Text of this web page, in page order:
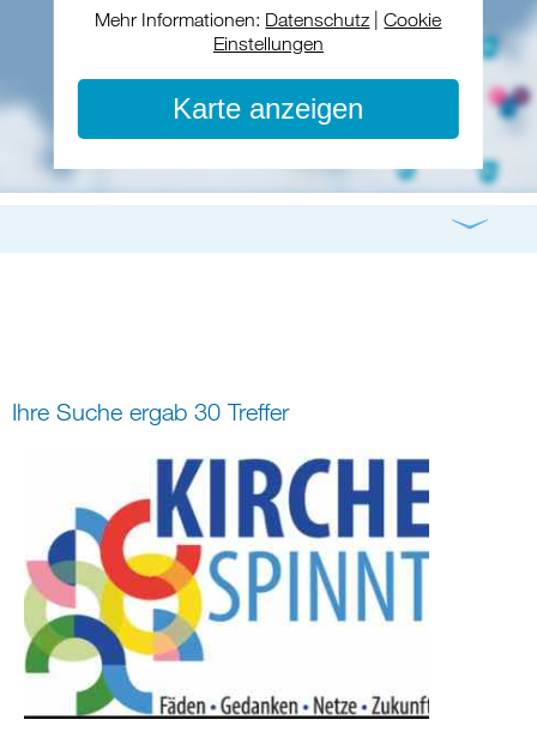
Mehr Informationen: Datenschutz |Cookie
Einstellungen
Karte anzeigen
Ihre Suche ergab 30 Treffer